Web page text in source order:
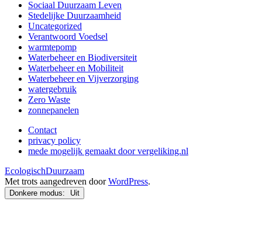
Sociaal Duurzaam Leven
Stedelijke Duurzaamheid
Uncategorized
Verantwoord Voedsel
warmtepomp
Waterbeheer en Biodiversiteit
Waterbeheer en Mobiliteit
Waterbeheer en Vijverzorging
watergebruik
Zero Waste
zonnepanelen
Contact
privacy policy
mede mogelijk gemaakt door vergeliking.nl
EcologischDuurzaam
Met trots aangedreven doorWordPress.
Donkere modus: